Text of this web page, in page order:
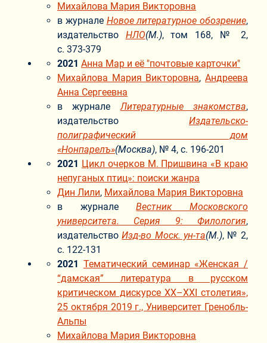
Михайлова Мария Викторовна
в журнале Новое литературное обозрение,
издательство НЛО(М.), том 168, № 2,
с. 373-379
2021 Анна Мар и её "почтовые карточки"
Михайлова Мария Викторовна,Андреева
Анна Сергеевна
в журналеЛитературные знакомства,
издательство Издательско-
полиграфический дом
«Нонпарелъ»(Москва), № 4, с. 196-201
2021 Цикл очерков М. Пришвина «В краю
непуганых птиц»: поиски жанра
Дин Лили, Михайлова Мария Викторовна
в журналеВестник Московского
университета. Серия 9: Филология,
издательствоИзд-во Моск. ун-та(М.), № 2,
с. 122-131
2021 Тематический семинар «Женская /
“дамская” литература в русском
критическом дискурсе XX–XXI столетия»,
25 октября 2019 г., Университет Гренобль-
Альпы
Михайлова Мария Викторовна